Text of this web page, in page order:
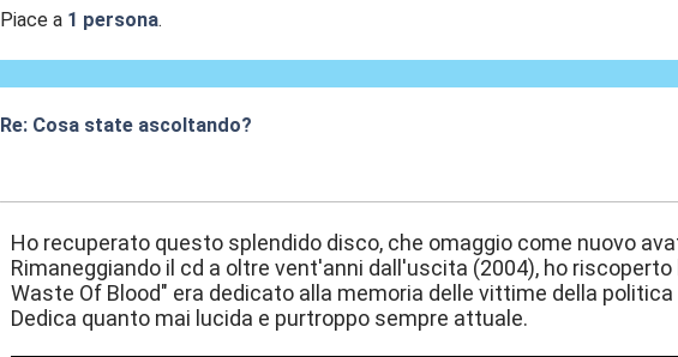
Piace a 1 persona.
Re: Cosa state ascoltando?
Ho recuperato questo splendido disco, che omaggio come nuovo
Rimaneggiando il cd a oltre vent'anni dall'uscita (2004), ho
Waste Of Blood" era dedicato alla memoria delle vittime della
Dedica quanto mai lucida e purtroppo sempre attuale.